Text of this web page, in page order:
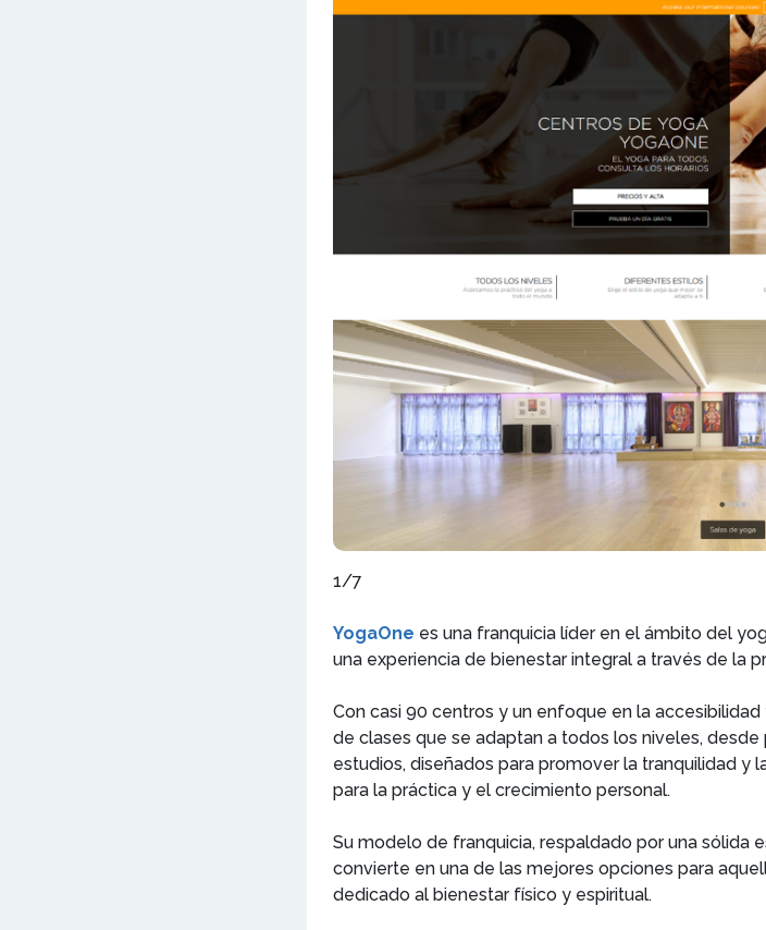
1/7
YogaOne es una franquicia líder en el ámbito del
una experiencia de bienestar integral a través de la
Con casi 90 centros y un enfoque en la
de clases que se adaptan a todos los niveles, desde
estudios, diseñados para promover la tranquilidad
para la práctica y el crecimiento personal.
Su modelo de franquicia, respaldado por una sólida
convierte en una de las mejores opciones para
dedicado al bienestar físico y espiritual.